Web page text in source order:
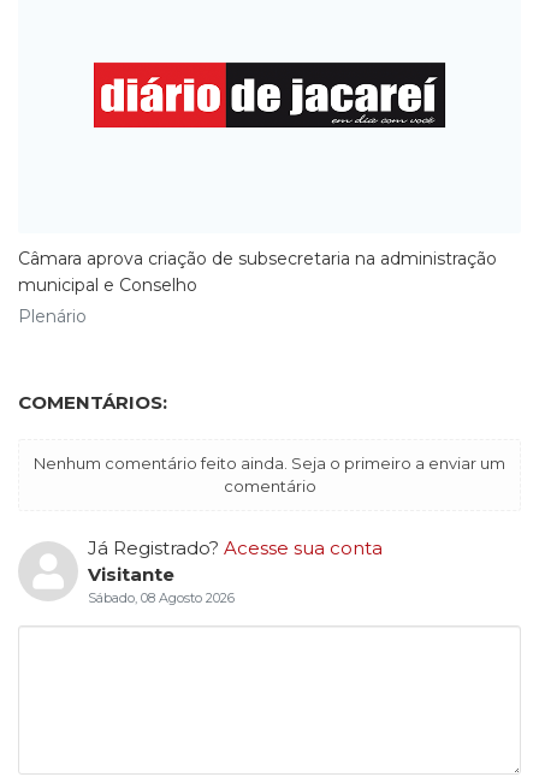
Câmara aprova criação de subsecretaria na administração
municipal e Conselho
Plenário
COMENTÁRIOS:
Nenhum comentário feito ainda. Seja o primeiro a enviar um
comentário
Já Registrado? Acesse sua conta
Visitante
Sábado, 08 Agosto 2026